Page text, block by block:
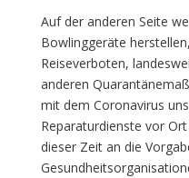
Auf der anderen Seite
Bowlinggeräte
Reiseverboten,
anderen
mit dem Coronavirus
Reparaturdienste vor
dieser Zeit an die